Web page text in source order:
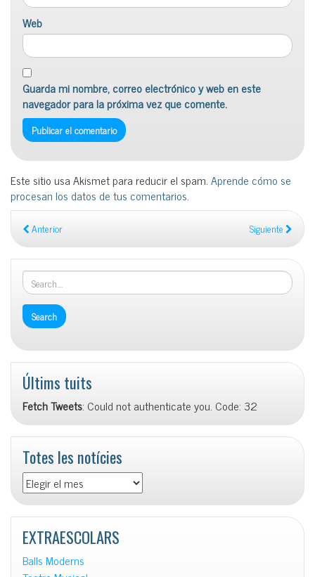
Web
Guarda mi nombre, correo electrónico y web en este
navegador para la próxima vez que comente.
Este sitio usa Akismet para reducir el spam.Aprende cómo se
procesan los datos de tus comentarios.
Anterior Siguiente
Últims tuits
Fetch Tweets: Could not authenticate you. Code: 32
Totes les notícies
Totes
les
notícies
EXTRAESCOLARS
Balls Moderns